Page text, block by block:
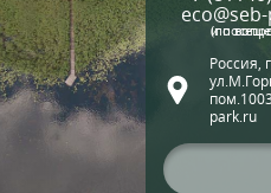
(по вопросам экскурсий
Россия,
park.ru